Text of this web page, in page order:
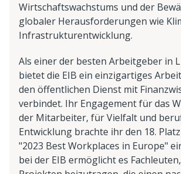
Wirtschaftswachstums und der
globaler Herausforderungen wie
Infrastrukturentwicklung.
Als einer der besten Arbeitgeber in
bietet die EIB ein einzigartiges
den öffentlichen Dienst mit
verbindet. Ihr Engagement für das
der Mitarbeiter, für Vielfalt und
Entwicklung brachte ihr den 18.
"2023 Best Workplaces in Europe"
bei der EIB ermöglicht es